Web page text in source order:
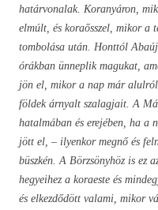
határvonalak. Koranyáron,
elmúlt, és koraősszel, mikor a
tombolása után. Honttól
órákban ünneplik magukat,
jön el, mikor a nap már
földek árnyalt szalagjait. A
hatalmában és erejében, ha a
jött el, – ilyenkor megnő és
büszkén. A Börzsönyhöz is ez
hegyeihez a koraeste és
és elkezdődött valami, mikor